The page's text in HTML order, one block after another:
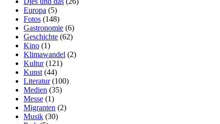
Europa (5)
Fotos (148)
Gastronomie (6)
Geschichte (62)
Kino (1)
Klimawandel (2)
Kultur(121)
Kunst (44)
Literatur(100)
Medien (35)
Messe (1)
Migranten (2)
Musik (30)